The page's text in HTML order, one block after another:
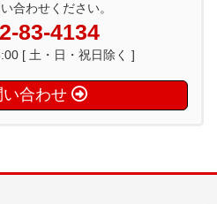
合わせください。
83-4134
[ 土・日・祝日除く ]
い合わせ